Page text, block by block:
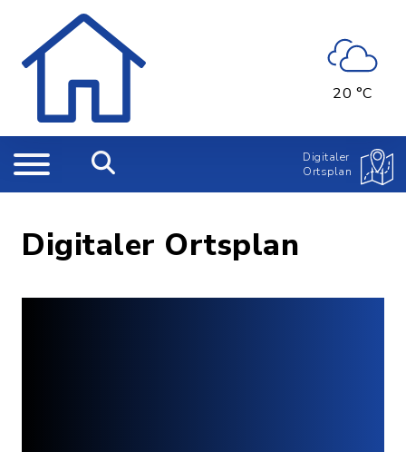
20 °C
Digitaler
Ortsplan
Digitaler Ortsplan